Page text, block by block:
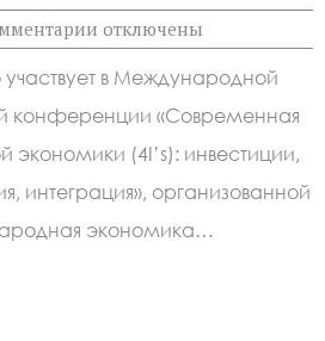
к
записи
Ростовстат
–
участник
международного
диалога
по
мировой
экономике
отключены
участвует в Международной
конференции «Современная
экономики (4I’s): инвестиции,
интеграция», организованной
экономика…